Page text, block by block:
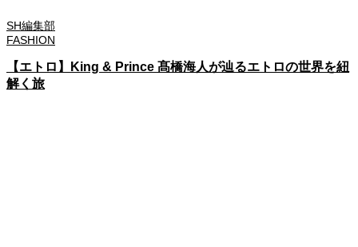
SH編集部
FASHION
【エトロ】King & Prince 髙橋海人が辿るエトロの世界を紐
解く旅